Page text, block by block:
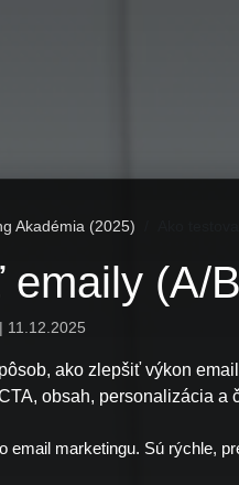
Akadémia (2025)
(A/
11.12.2025
ako zlepšiť výkon
obsah, personalizácia a
email marketingu. Sú rýchle,